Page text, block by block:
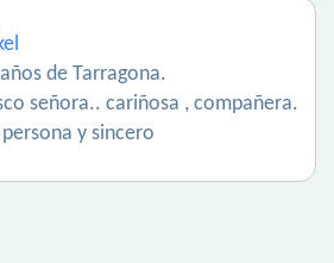
de Tarragona.
señora.. cariñosa , compañera.
y sincero